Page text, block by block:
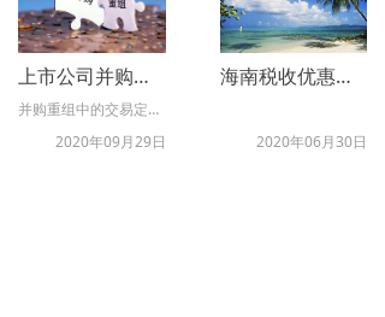
上市公司并购重组评估业务的执业风险及防范措施研究
并购重组中的交易定价，是上市公司并购重组中影响当事各方利益分配的核心要素，更是交易方和监管机关关注的焦点。通过科学的方法与途径确定合理的交易价格则是保障各方利益的关键，也是上市公司并购重组监管工作中的核心内容。为此，中国资产评估协会（以下简称中评协）委托课题组开展了《上市公司并购重组评估业务的执业风险及防范措施研究》课题，对上市公司并购重组评估业务的现状进行了系统的分析，对上市公司并购重组评估业务的主要风险点进行了全面梳理，并深入剖析了风险产生的主要原因。同时重点围绕专业胜任能力、评估准则执行、质控体系管理、分支机构管控和公司内部治理等方面开展了执业风险防范措施研究。本文为课题报告的第三章，部分内容有删节。报告仅代表作者个人观点，仅供学术交流参考，不代表中评协的观点或立场。
2020年09月29日
海南税收优惠政策（企业所得税、个人所得税、旅客免税购物）
2020年06月30日